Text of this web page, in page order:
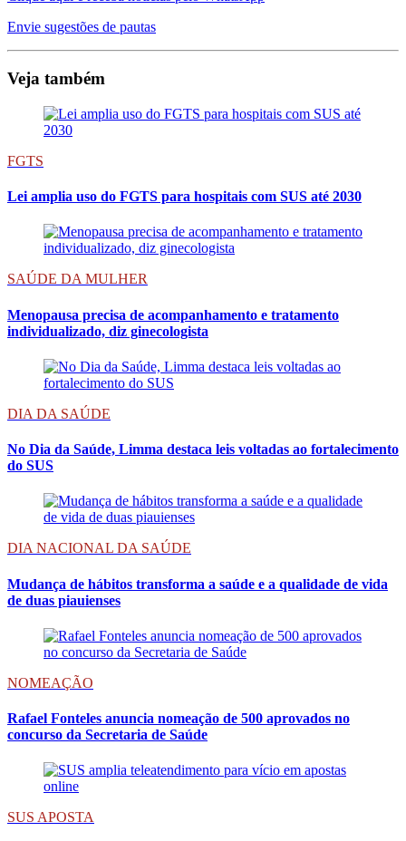
Envie sugestões de pautas
Veja também
FGTS
Lei amplia uso do FGTS para hospitais com SUS até 2030
SAÚDE DA MULHER
Menopausa precisa de acompanhamento e tratamento
individualizado, diz ginecologista
DIA DA SAÚDE
No Dia da Saúde, Limma destaca leis voltadas ao fortalecimento
do SUS
DIA NACIONAL DA SAÚDE
Mudança de hábitos transforma a saúde e a qualidade de vida
de duas piauienses
NOMEAÇÃO
Rafael Fonteles anuncia nomeação de 500 aprovados no
concurso da Secretaria de Saúde
SUS APOSTA